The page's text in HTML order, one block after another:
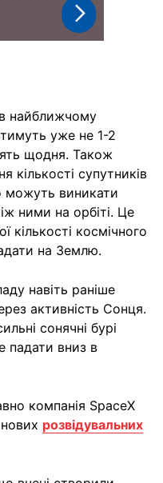
найближчому
уже не 1-2
щодня. Також
кількості супутників
виникати
ними на орбіті. Це
кількості космічного
на Землю.
навіть раніше
активність Сонця.
сонячні бурі
падати вниз в
компанія SpaceX
розвідувальних